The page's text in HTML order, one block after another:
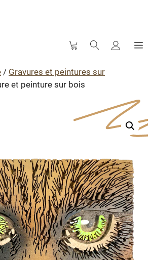
/ Gravures et peintures sur
et peinture sur bois